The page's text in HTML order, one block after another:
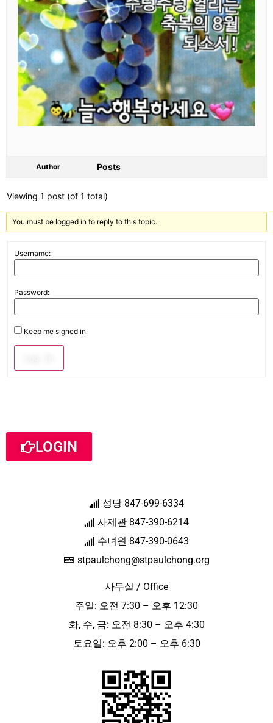
Author Posts
Viewing 1 post (of 1 total)
You must be logged in to reply to this topic.
Username:
Password:
Keep me signed in
LOGIN
성당 847-699-6334
사제관 847-390-6214
수녀원 847-390-0643
stpaulchong@stpaulchong.org
사무실 / Office
주일: 오전 7:30 – 오후 12:30
화, 수, 금: 오전 8:30 – 오후 4:30
토요일: 오후 2:00 – 오후 6:30